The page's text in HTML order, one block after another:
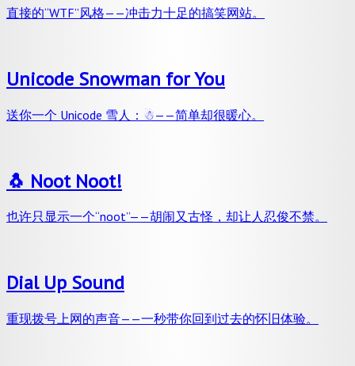
直接的“WTF”风格——冲击力十足的搞笑网站。
Unicode Snowman for You
送你一个 Unicode 雪人：☃——简单却很暖心。
🐧 Noot Noot!
也许只显示一个“noot”——胡闹又古怪，却让人忍俊不禁。
Dial Up Sound
重现拨号上网的声音——一秒带你回到过去的怀旧体验。